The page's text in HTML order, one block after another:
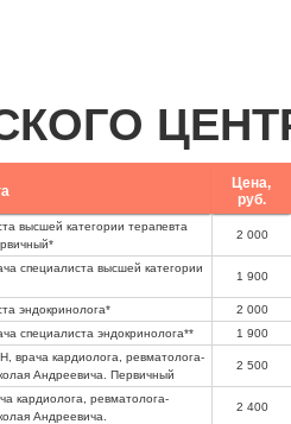
Цена,
руб.
высшей категории терапевта
2 000
специалиста высшей категории
1 900
эндокринолога*
2 000
специалиста эндокринолога**
1 900
врача кардиолога, ревматолога-
Андреевича. Первичный
2 500
кардиолога, ревматолога-
Андреевича.
2 400